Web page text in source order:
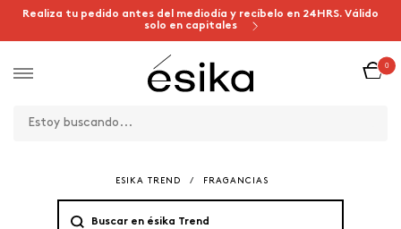
Realiza tu pedido antes del mediodía y recíbelo en 24HRS. Válido
solo en capitales
0
ESIKA TREND / FRAGANCIAS